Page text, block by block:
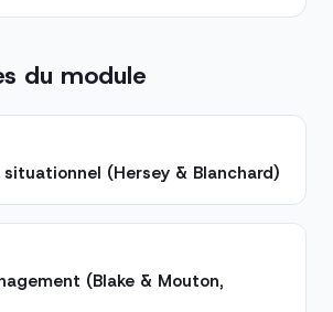
du module
(Hersey & Blanchard)
(Blake & Mouton,